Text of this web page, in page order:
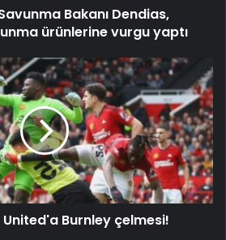
Bakanı Dendias,
ürünlerine vurgu yaptı
Burnley çelmesi!